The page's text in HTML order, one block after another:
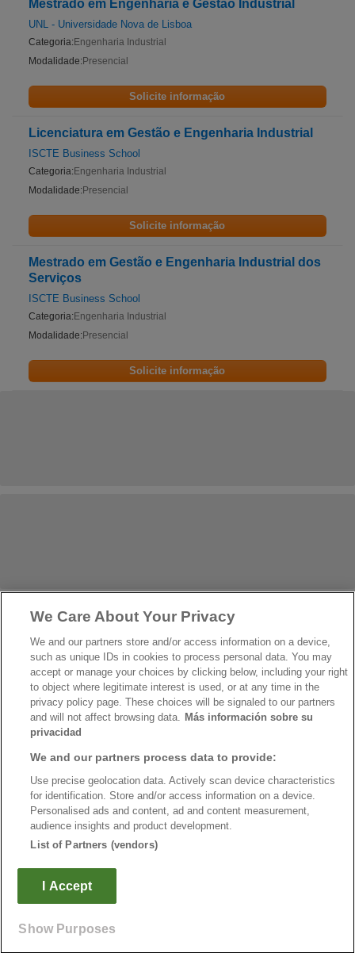
Mestrado em Engenharia e Gestão Industrial
UNL - Universidade Nova de Lisboa
Categoria:Engenharia Industrial
Modalidade:Presencial
Solicite informação
Licenciatura em Gestão e Engenharia Industrial
ISCTE Business School
Categoria:Engenharia Industrial
Modalidade:Presencial
Solicite informação
Mestrado em Gestão e Engenharia Industrial dos
Serviços
ISCTE Business School
Categoria:Engenharia Industrial
Modalidade:Presencial
Solicite informação
Regras de uso
Privacidade de dados
Entrar em contato com Educaedu
Copyright © Educaedu Business S.L. - CIF : B-95610580: -
We Care About Your Privacy
We and our partners store and/or access information on a device,
such as unique IDs in cookies to process personal data. You may
accept or manage your choices by clicking below, including your right
to object where legitimate interest is used, or at any time in the
privacy policy page. These choices will be signaled to our partners
and will not affect browsing data. Más información sobre su
privacidad
We and our partners process data to provide:
Use precise geolocation data. Actively scan device characteristics
for identification. Store and/or access information on a device.
Personalised ads and content, ad and content measurement,
audience insights and product development.
List of Partners (vendors)
I Accept
Show Purposes